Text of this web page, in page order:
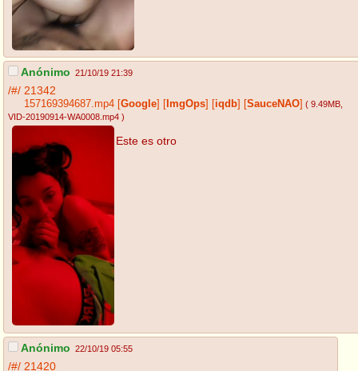
Anónimo 21/10/19 21:39
/#/ 21342
157169394687.mp4 Google ImgOps iqdb SauceNAO ( 9.49MB,
VID-20190914-WA0008.mp4 )
Este es otro
Anónimo 22/10/19 05:55
/#/ 21420